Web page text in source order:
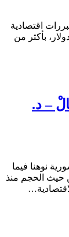
اقتصادية
بأكثر من
– د.
السورية نوهنا فيما
حيث الحجم منذ